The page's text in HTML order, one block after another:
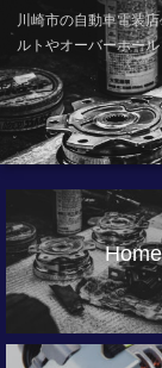
川崎市の自動車電装
ルトやオーバーホー
Home